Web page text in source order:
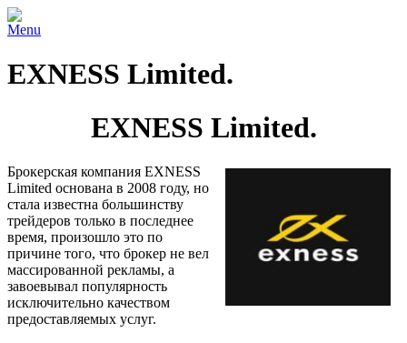
Menu
EXNESS Limited.
EXNESS Limited.
Брокерская компания EXNESS
Limited основана в 2008 году, но
стала известна большинству
трейдеров только в последнее
время, произошло это по
причине того, что брокер не вел
массированной рекламы, а
завоевывал популярность
исключительно качеством
предоставляемых услуг.